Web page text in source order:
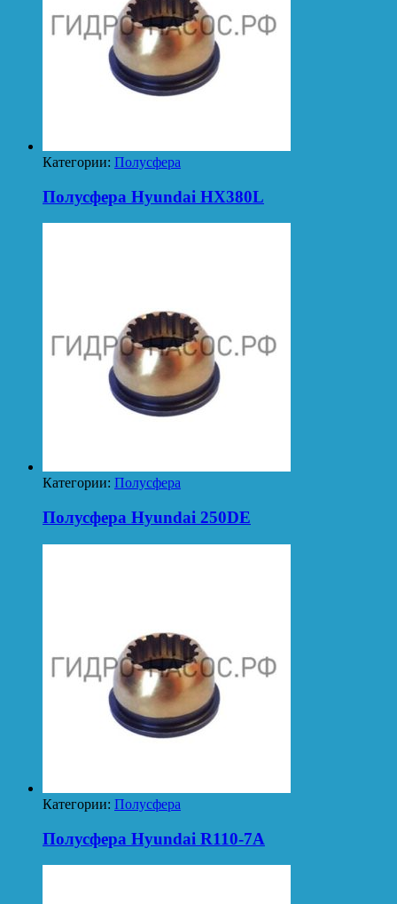
Категории: Полусфера
Полусфера Hyundai HX380L
Категории: Полусфера
Полусфера Hyundai 250DE
Категории: Полусфера
Полусфера Hyundai R110-7A